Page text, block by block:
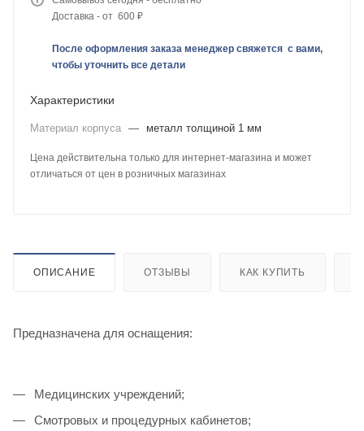
Доставка - от 600 ₽
После оформления заказа менеджер свяжется с вами,
чтобы уточнить все детали
Характеристики
Материал корпуса — металл толщиной 1 мм
Цена действительна только для интернет-магазина и может
отличаться от цен в розничных магазинах
ОПИСАНИЕ ОТЗЫВЫ КАК КУПИТЬ
Предназначена для оснащения:
Медицинских учреждений;
Смотровых и процедурных кабинетов;